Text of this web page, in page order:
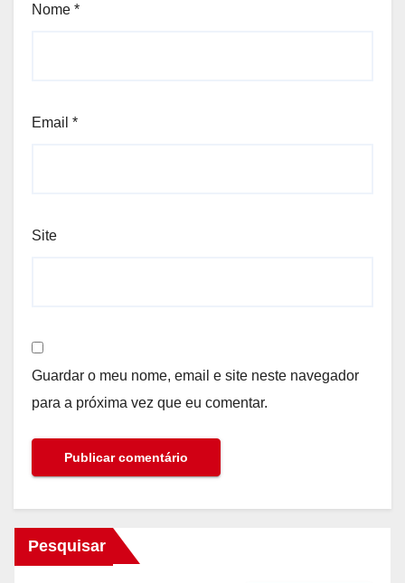
Nome *
Email *
Site
Guardar o meu nome, email e site neste navegador
para a próxima vez que eu comentar.
Pesquisar